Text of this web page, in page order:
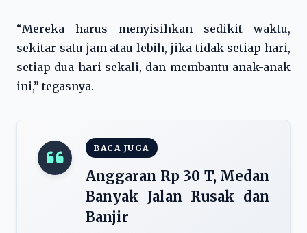
“Mereka harus menyisihkan sedikit waktu,
sekitar satu jam atau lebih, jika tidak setiap hari,
setiap dua hari sekali, dan membantu anak-anak
ini,” tegasnya.
BACA JUGA
Anggaran Rp 30 T, Medan
Banyak Jalan Rusak dan
Banjir